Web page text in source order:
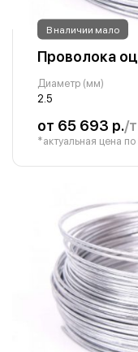
В наличии мало
Проволока
Диаметр (мм)
2.5
от 65 693 р./т
*актуальная цена по